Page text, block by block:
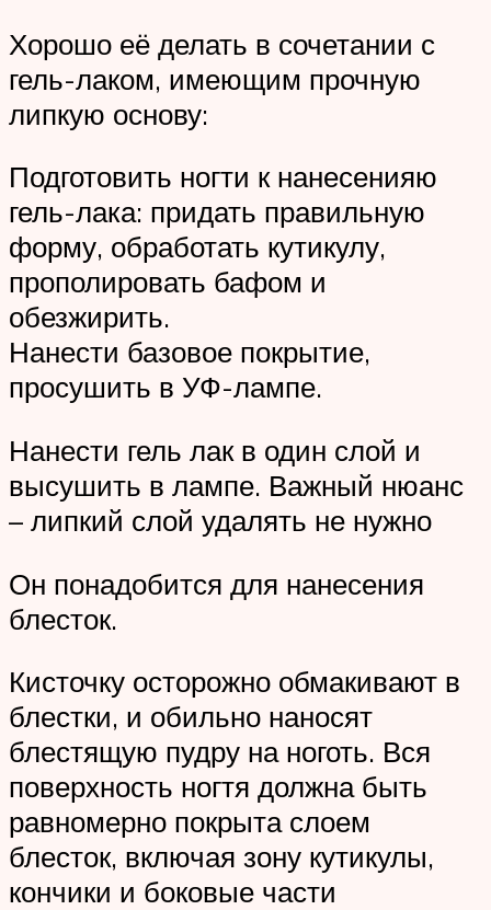
Хорошо её делать в сочетании с
гель-лаком, имеющим прочную
липкую основу:
Подготовить ногти к нанесенияю
гель-лака: придать правильную
форму, обработать кутикулу,
прополировать бафом и
обезжирить.
Нанести базовое покрытие,
просушить в УФ-лампе.
Нанести гель лак в один слой и
высушить в лампе. Важный нюанс
– липкий слой удалять не нужно
Он понадобится для нанесения
блесток.
Кисточку осторожно обмакивают в
блестки, и обильно наносят
блестящую пудру на ноготь. Вся
поверхность ногтя должна быть
равномерно покрыта слоем
блесток, включая зону кутикулы,
кончики и боковые части